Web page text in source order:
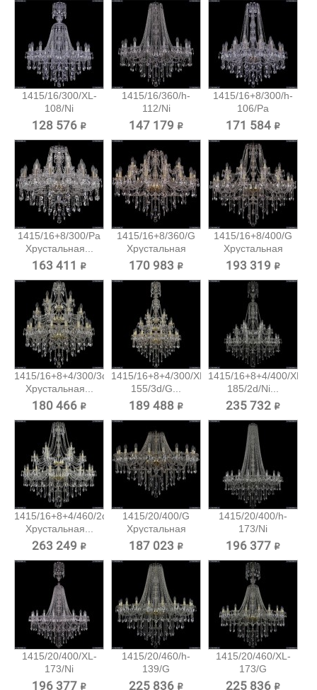
1415/16/300/XL-
108/Ni
Хрустальная...
128 576 ₽
1415/16/360/h-
112/Ni
Хрустальная...
147 179 ₽
1415/16+8/300/h-
106/Pa
Хрустальная...
171 584 ₽
1415/16+8/300/Pa
Хрустальная...
163 411 ₽
1415/16+8/360/G
Хрустальная
подвесная...
170 983 ₽
1415/16+8/400/G
Хрустальная
подвесная...
193 319 ₽
1415/16+8+4/300/3d/G
Хрустальная...
180 466 ₽
1415/16+8+4/300/XL-
155/3d/G...
189 488 ₽
1415/16+8+4/400/XL-
185/2d/Ni...
235 732 ₽
1415/16+8+4/460/2d/G
Хрустальная...
263 249 ₽
1415/20/400/G
Хрустальная
подвесная...
187 023 ₽
1415/20/400/h-
173/Ni
Хрустальная...
196 377 ₽
1415/20/400/XL-
173/Ni
Хрустальная...
196 377 ₽
1415/20/460/h-
139/G
Хрустальная...
225 836 ₽
1415/20/460/XL-
173/G
Хрустальная...
225 836 ₽